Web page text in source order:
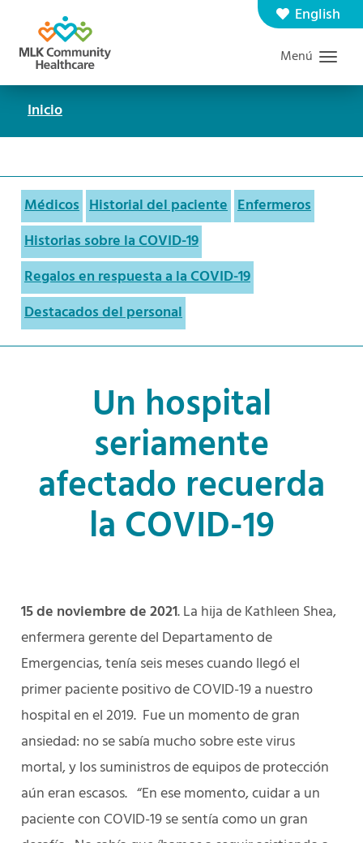
contenido
principal
English
BuscarMenú
Contáctenos
Carreras
Graduate Medical Education
Ruta
navegación
Inicio
Médicos Historial del paciente Enfermeros
Historias sobre la COVID-19
Regalos en respuesta a la COVID-19
Destacados del personal
Un hospital
seriamente
afectado recuerda
la COVID-19
15 de noviembre de 2021. La hija de Kathleen Shea,
enfermera gerente del Departamento de
Emergencias, tenía seis meses cuando llegó el
primer paciente positivo de COVID-19 a nuestro
hospital en el 2019. Fue un momento de gran
ansiedad: no se sabía mucho sobre este virus
mortal, y los suministros de equipos de protección
aún eran escasos. “En ese momento, cuidar a un
paciente con COVID-19 se sentía como un gran